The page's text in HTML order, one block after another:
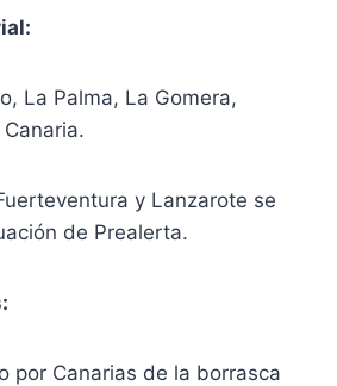
La Palma, La Gomera,
y Lanzarote se
de Prealerta.
por Canarias de la borrasca